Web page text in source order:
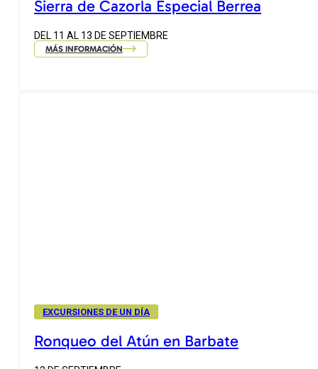
Sierra de Cazorla Especial Berrea
DEL 11 AL 13 DE SEPTIEMBRE
MÁS INFORMACIÓN
EXCURSIONES DE UN DÍA
Ronqueo del Atún en Barbate